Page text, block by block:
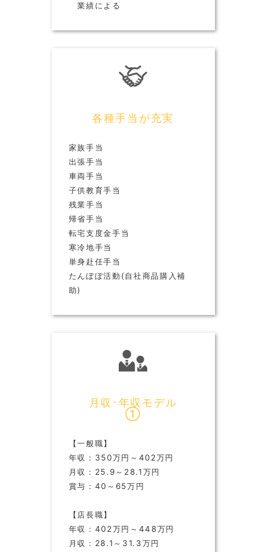
業績による
各種手当が充実
家族手当
出張手当
車両手当
子供教育手当
残業手当
帰省手当
転宅支度金手当
寒冷地手当
単身赴任手当
たんぽぽ活動(自社商品購入補
助)
月収･年収モデル
①
【一般職】
年収：350万円～402万円
月収：25.9～28.1万円
賞与：40～65万円
【店長職】
年収：402万円～448万円
月収：28.1～31.3万円